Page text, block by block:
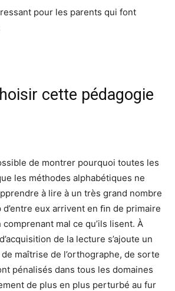
pour les parents qui font
cette pédagogie
de montrer pourquoi toutes les
les méthodes alphabétiques ne
à lire à un très grand nombre
d’entre eux arrivent en ﬁn de primaire
mal ce qu’ils lisent. À
de la lecture s’ajoute un
de maîtrise de l’orthographe, de sorte
pénalisés dans tous les domaines
de plus en plus perturbé au fur